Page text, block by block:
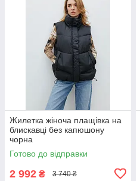
Жилетка жіноча плащівка на
блискавці без капюшону
чорна
Готово до відправки
2 992 ₴ 3 740 ₴